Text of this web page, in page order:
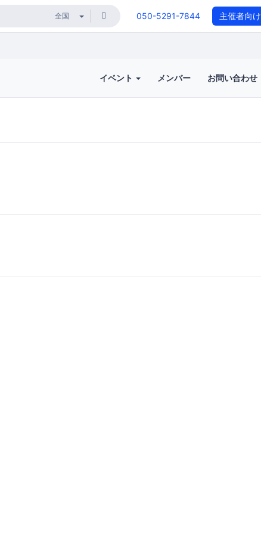
050-5291-7844 主催者向け
イベント メンバー お問い合わせ